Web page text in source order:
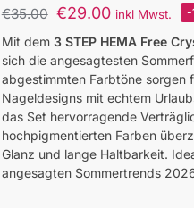
€35.00 €29.00 inkl Mwst. -
Mit dem 3 STEP HEMA Free
sich die angesagtesten
abgestimmten Farbtöne sorgen
Nageldesigns mit echtem
das Set hervorragende
hochpigmentierten Farben
Glanz und lange Haltbarkeit.
angesagten Sommertrends